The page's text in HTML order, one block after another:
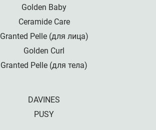
Golden Baby
Ceramide Care
Granted Pelle (для лица)
Golden Curl
Granted Pelle (для тела)
DAVINES
PUSY